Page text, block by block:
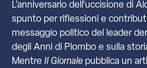
L’anniversario dell’uccisione di
spunto per riflessioni e
messaggio politico del leader
degli Anni di Piombo e sulla
Mentre Il Giornale pubblica un